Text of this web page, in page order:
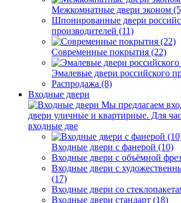
Межкомнатные двери эконом
Шпонированные двери
производителей (11)
Современные покрытия (22)
Эмалевые двери российского
Распродажа (8)
Входные двери
Мы предлагаем
двери уличные и квартирные. Для
входные две
Входные двери с фанерой (10)
Входные двери с объёмной
Входные двери с
(17)
Входные двери со
Входные двери стандарт (18)